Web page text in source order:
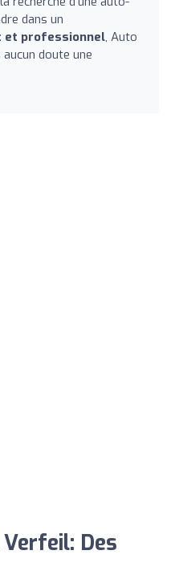
dans un
et professionnel, Auto
doute une
Des